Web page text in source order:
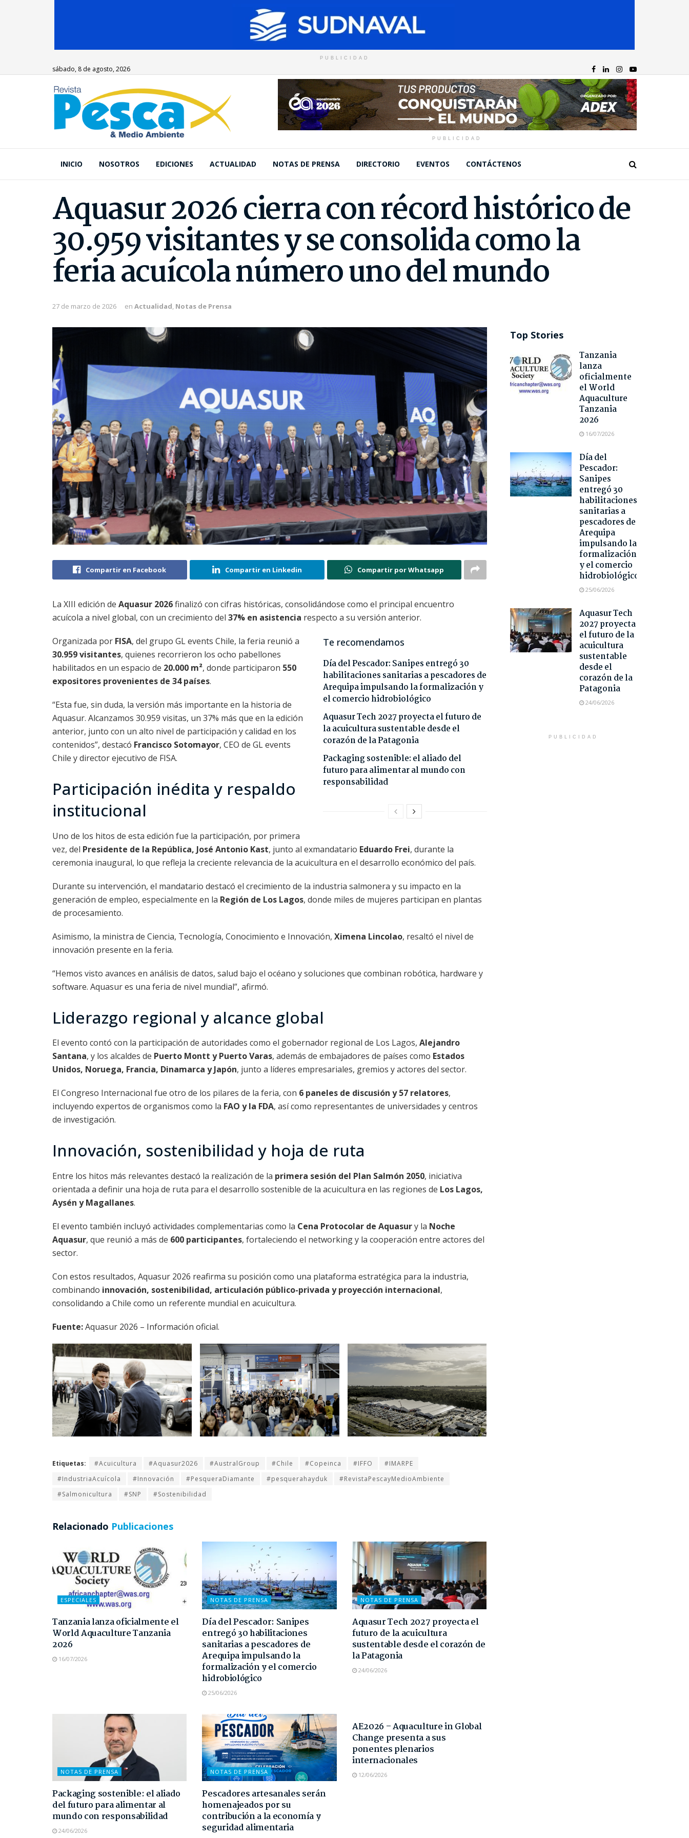
PUBLICIDAD
sábado, 8 de agosto, 2026
PUBLICIDAD
INICIO NOSOTROS EDICIONES ACTUALIDAD NOTAS DE PRENSA DIRECTORIO EVENTOS CONTÁCTENOS
Aquasur 2026 cierra con récord histórico de
30.959 visitantes y se consolida como la
feria acuícola número uno del mundo
27 de marzo de 2026 en Actualidad, Notas de Prensa
Compartir en Facebook Compartir en Linkedin Compartir por Whatsapp
La XIII edición de Aquasur 2026finalizó con cifras históricas, consolidándose como el principal encuentro
acuícola a nivel global, con un crecimiento del 37% en asistencia respecto a su versión anterior.
Te recomendamos
Día del Pescador: Sanipes entregó 30
habilitaciones sanitarias a pescadores de
Arequipa impulsando la formalización y
el comercio hidrobiológico
Aquasur Tech 2027 proyecta el futuro de
la acuicultura sustentable desde el
corazón de la Patagonia
Packaging sostenible: el aliado del
futuro para alimentar al mundo con
responsabilidad
Organizada por FISA, del grupo GL events Chile, la feria reunió a
30.959 visitantes, quienes recorrieron los ocho pabellones
habilitados en un espacio de 20.000 m², donde participaron 550
expositores provenientes de 34 países.
“Esta fue, sin duda, la versión más importante en la historia de
Aquasur. Alcanzamos 30.959 visitas, un 37% más que en la edición
anterior, junto con un alto nivel de participación y calidad en los
contenidos”, destacó Francisco Sotomayor, CEO de GL events
Chile y director ejecutivo de FISA.
Participación inédita y respaldo
institucional
Uno de los hitos de esta edición fue la participación, por primera
vez, del Presidente de la República, José Antonio Kast, junto al exmandatario Eduardo Frei, durante la
ceremonia inaugural, lo que refleja la creciente relevancia de la acuicultura en el desarrollo económico del país.
Durante su intervención, el mandatario destacó el crecimiento de la industria salmonera y su impacto en la
generación de empleo, especialmente en la Región de Los Lagos, donde miles de mujeres participan en plantas
de procesamiento.
Asimismo, la ministra de Ciencia, Tecnología, Conocimiento e Innovación, Ximena Lincolao, resaltó el nivel de
innovación presente en la feria.
“Hemos visto avances en análisis de datos, salud bajo el océano y soluciones que combinan robótica, hardware y
software. Aquasur es una feria de nivel mundial”, afirmó.
Liderazgo regional y alcance global
El evento contó con la participación de autoridades como el gobernador regional de Los Lagos, Alejandro
Santana, y los alcaldes de Puerto Montt y Puerto Varas, además de embajadores de países como Estados
Unidos, Noruega, Francia, Dinamarca y Japón, junto a líderes empresariales, gremios y actores del sector.
El Congreso Internacional fue otro de los pilares de la feria, con 6 paneles de discusión y 57 relatores,
incluyendo expertos de organismos como la FAO y la FDA, así como representantes de universidades y centros
de investigación.
Innovación, sostenibilidad y hoja de ruta
Entre los hitos más relevantes destacó la realización de la primera sesión del Plan Salmón 2050, iniciativa
orientada a definir una hoja de ruta para el desarrollo sostenible de la acuicultura en las regiones de Los Lagos,
Aysén y Magallanes.
El evento también incluyó actividades complementarias como la Cena Protocolar de Aquasury la Noche
Aquasur, que reunió a más de 600 participantes, fortaleciendo el networking y la cooperación entre actores del
sector.
Con estos resultados, Aquasur 2026 reafirma su posición como una plataforma estratégica para la industria,
combinando innovación, sostenibilidad, articulación público-privada y proyección internacional,
consolidando a Chile como un referente mundial en acuicultura.
Fuente:Aquasur 2026 – Información oficial.
Etiquetas: #Acuicultura #Aquasur2026 #AustralGroup #Chile #Copeinca #IFFO
#IMARPE
#IndustriaAcuícola
#Innovación #PesqueraDiamante #pesquerahayduk
#RevistaPescayMedioAmbiente
#Salmonicultura
#SNP #Sostenibilidad
Relacionado Publicaciones
ESPECIALES
Tanzania lanza oficialmente el
World Aquaculture Tanzania
2026
16/07/2026
NOTAS DE PRENSA
Día del Pescador: Sanipes
entregó 30 habilitaciones
sanitarias a pescadores de
Arequipa impulsando la
formalización y el comercio
hidrobiológico
25/06/2026
NOTAS DE PRENSA
Aquasur Tech 2027 proyecta el
futuro de la acuicultura
sustentable desde el corazón de
la Patagonia
24/06/2026
NOTAS DE PRENSA
Packaging sostenible: el aliado
del futuro para alimentar al
mundo con responsabilidad
24/06/2026
NOTAS DE PRENSA
Pescadores artesanales serán
homenajeados por su
contribución a la economía y
seguridad alimentaria
AE2026 – Aquaculture in Global
Change presenta a sus
ponentes plenarios
internacionales
12/06/2026
Top Stories
Tanzania
lanza
oficialmente
el World
Aquaculture
Tanzania
2026
16/07/2026
Día del
Pescador:
Sanipes
entregó 30
habilitaciones
sanitarias a
pescadores de
Arequipa
impulsando la
formalización
y el comercio
hidrobiológico
25/06/2026
Aquasur Tech
2027 proyecta
el futuro de la
acuicultura
sustentable
desde el
corazón de la
Patagonia
24/06/2026
PUBLICIDAD